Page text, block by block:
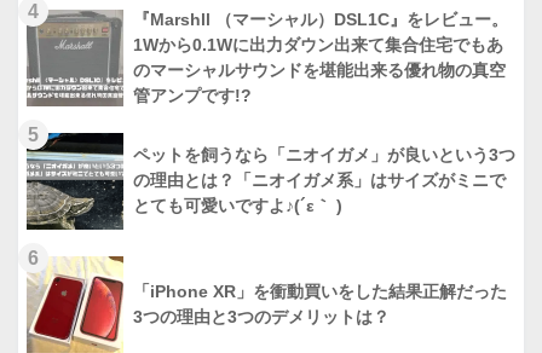
4
『Marshll （マーシャル）DSL1C』をレビュー。
1Wから0.1Wに出力ダウン出来て集合住宅でもあ
のマーシャルサウンドを堪能出来る優れ物の真空
管アンプです!?
5
ペットを飼うなら「ニオイガメ」が良いという3つ
の理由とは？「ニオイガメ系」はサイズがミニで
とても可愛いですよ♪(´ε｀ )
6
「iPhone XR」を衝動買いをした結果正解だった
3つの理由と3つのデメリットは？